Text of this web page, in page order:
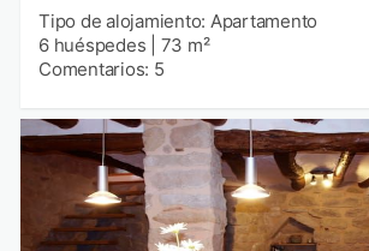
Tipo de alojamiento: Apartamento
6 huéspedes
73 m²
Comentarios: 5